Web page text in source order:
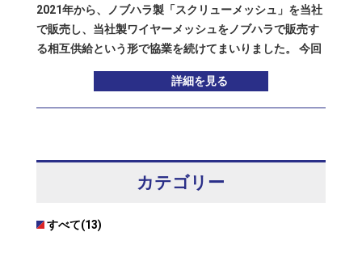
2021年から、ノブハラ製「スクリューメッシュ」を当社
で販売し、当社製ワイヤーメッシュをノブハラで販売す
る相互供給という形で協業を続けてまいりました。 今回
ュの生産をスタートさせ、従来の相互供給を進化させる
とともに、共同輸送による配送の効率化を進め、ニーズ
詳細を見る
カテゴリー
すべて(13)